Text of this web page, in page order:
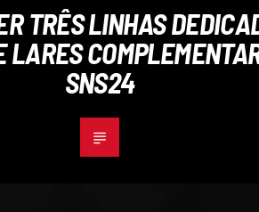
TRÊS LINHAS
LARES
SNS24